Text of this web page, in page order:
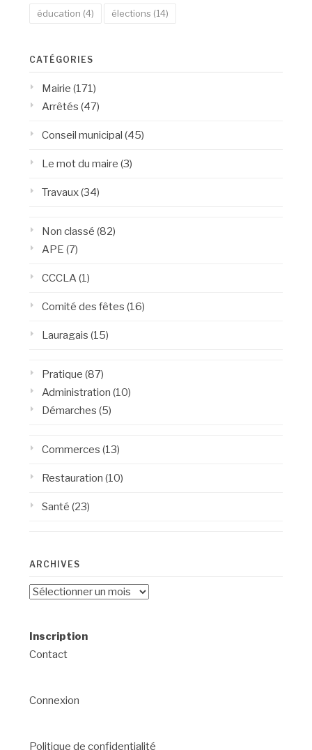
éducation (4) élections (14)
CATÉGORIES
Mairie (171)
Arrêtés (47)
Conseil municipal (45)
Le mot du maire (3)
Travaux(34)
Non classé (82)
APE (7)
CCCLA(1)
Comité des fêtes (16)
Lauragais (15)
Pratique (87)
Administration (10)
Démarches (5)
Commerces (13)
Restauration (10)
Santé (23)
ARCHIVES
Archives
Inscription
Contact
Connexion
Politique de confidentialité